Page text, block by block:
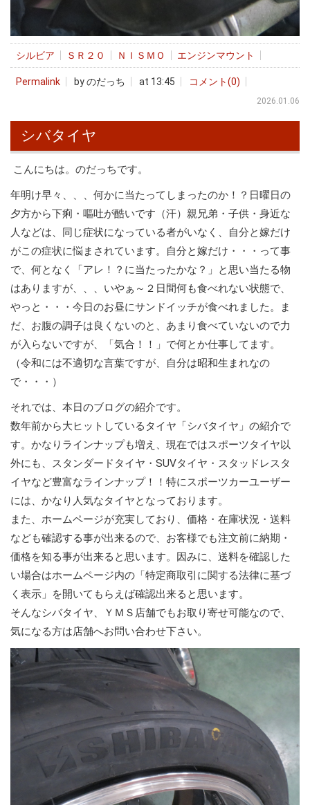
シルビア ＳＲ２０ ＮＩＳＭＯ エンジンマウント
Permalink by のだっち at 13:45 コメント(0)
2026.01.06
シバタイヤ
こんにちは。のだっちです。
年明け早々、、、何かに当たってしまったのか！？日曜日の
夕方から下痢・嘔吐が酷いです（汗）親兄弟・子供・身近な
人などは、同じ症状になっている者がいなく、自分と嫁だけ
がこの症状に悩まされています。自分と嫁だけ・・・って事
で、何となく「アレ！？に当たったかな？」と思い当たる物
はありますが、、、いやぁ～２日間何も食べれない状態で、
やっと・・・今日のお昼にサンドイッチが食べれました。ま
だ、お腹の調子は良くないのと、あまり食べていないので力
が入らないですが、「気合！！」で何とか仕事してます。
（令和には不適切な言葉ですが、自分は昭和生まれなの
で・・・）
それでは、本日のブログの紹介です。
数年前から大ヒットしているタイヤ「シバタイヤ」の紹介で
す。かなりラインナップも増え、現在ではスポーツタイヤ以
外にも、スタンダードタイヤ・SUVタイヤ・スタッドレスタ
イヤなど豊富なラインナップ！！特にスポーツカーユーザー
には、かなり人気なタイヤとなっております。
また、ホームページが充実しており、価格・在庫状況・送料
なども確認する事が出来るので、お客様でも注文前に納期・
価格を知る事が出来ると思います。因みに、送料を確認した
い場合はホームページ内の「特定商取引に関する法律に基づ
く表示」を開いてもらえば確認出来ると思います。
そんなシバタイヤ、ＹＭＳ店舗でもお取り寄せ可能なので、
気になる方は店舗へお問い合わせ下さい。